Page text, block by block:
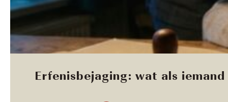
Erfenisbejaging: wat als